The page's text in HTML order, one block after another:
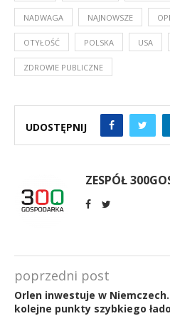
NADWAGA NAJNOWSZE
OTYŁOŚĆ POLSKA USA
ZDROWIE PUBLICZNE
UDOSTĘPNIJ
ZESPÓŁ
poprzedni post
Orlen inwestuje w
kolejne punkty szybkiego